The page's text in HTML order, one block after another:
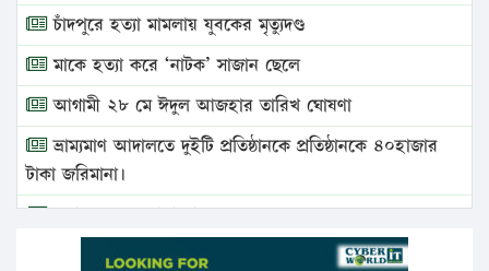
চাঁদপুরে হত্যা মামলায় যুবকের মৃত্যুদণ্ড
মাকে হত্যা করে ‘নাটক’ সাজান ছেলে
আগামী ২৮ মে ঈদুল আজহার তারিখ ঘোষণা
ভ্রাম্যমাণ আদালতে দুইটি প্রতিষ্ঠানকে প্রতিষ্ঠানকে ৪০হাজার
টাকা জরিমানা।
এবার লঞ্চের ভাড়া বাড়ল
১৭ থেকে ২১ শতাংশ বিদ্যুতের দাম বাড়ানোর প্রস্তাব পিডিবির